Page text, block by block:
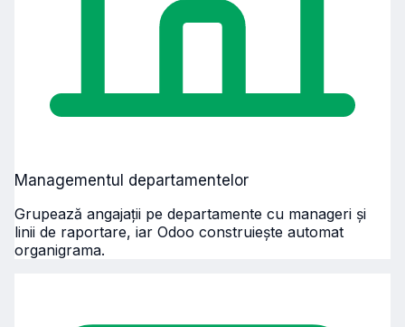
Managementul departamentelor
Grupează angajații pe departamente cu manageri și
linii de raportare, iar Odoo construiește automat
organigrama.